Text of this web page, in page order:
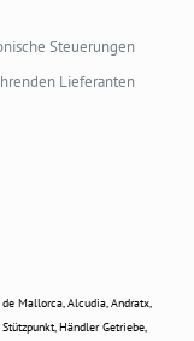
Steuerungen
Lieferanten
Mallorca, Alcudia, Andratx,
Händler Getriebe,